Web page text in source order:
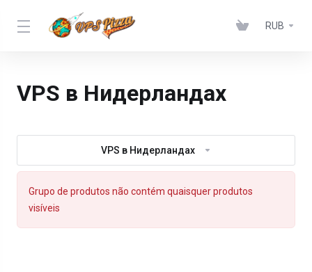
RUB
VPS в Нидерландах
VPS в Нидерландах
Grupo de produtos não contém quaisquer produtos
visíveis